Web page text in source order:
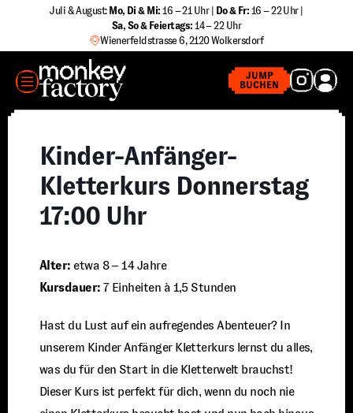
springen
Juli & August: Mo, Di & Mi: 16 – 21 Uhr | Do & Fr: 16 – 22 Uhr |
Sa, So & Feiertags: 14 – 22 Uhr
Wienerfeldstrasse 6, 2120 Wolkersdorf
JUMP
BUCHEN
MENÜ
Kinder-Anfänger-
Kletterkurs Donnerstag
17:00 Uhr
Alter: etwa 8 – 14 Jahre
Kursdauer: 7 Einheiten à 1,5 Stunden
Hast du Lust auf ein aufregendes Abenteuer? In
unserem Kinder Anfänger Kletterkurs lernst du alles,
was du für den Start in die Kletterwelt brauchst!
Dieser Kurs ist perfekt für dich, wenn du noch nie